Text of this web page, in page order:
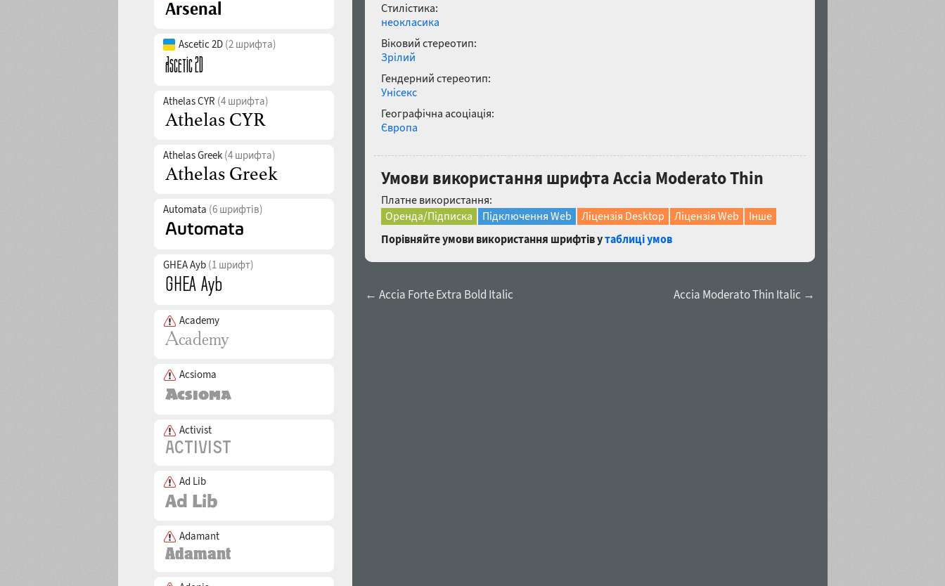
Ascetic 2D (2 шрифта)
Athelas CYR (4 шрифта)
Athelas Greek (4 шрифта)
Automata (6 шрифтів)
GHEA Ayb (1 шрифт)
Academy
Acsioma
Activist
Ad Lib
Adamant
Стилістика:
неокласика
Віковий стереотип:
Зрілий
Гендерний стереотип:
Унісекс
Географічна асоціація:
Європа
Умови використання шрифта Accia Moderato Thin
Платне використання:
Оренда/Підписка
Підключення Web Ліцензія Desktop Ліцензія Web
Інше
Порівняйте умови використання шрифтів утаблиці умов
← Accia Forte Extra Bold Italic Accia Moderato Thin Italic →